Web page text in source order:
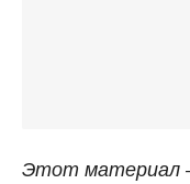
Этот материал